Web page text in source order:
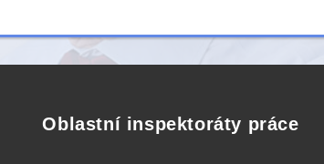
Oblastní inspektoráty práce